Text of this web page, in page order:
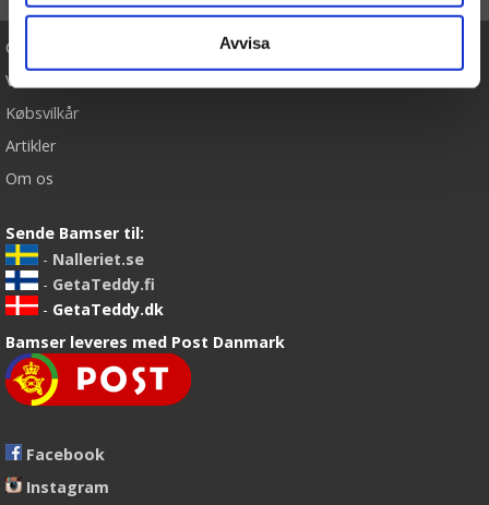
Avvisa
Cookies
Varemærker
Købsvilkår
Artikler
Om os
Sende Bamser til:
- Nalleriet.se
- GetaTeddy.fi
- GetaTeddy.dk
Bamser leveres med Post Danmark
Facebook
Instagram